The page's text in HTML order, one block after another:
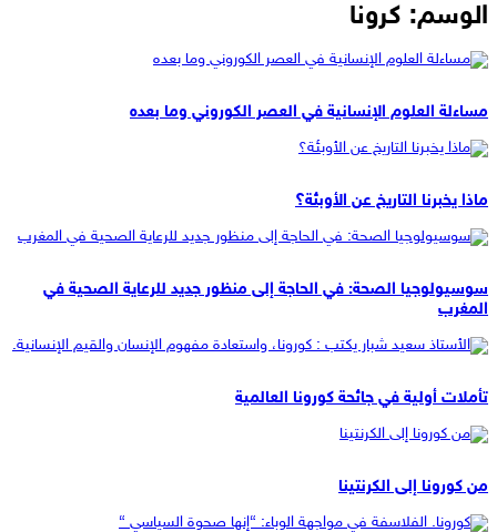
الوسم: كرونا
مساءلة العلوم الإنسانية في العصر الكوروني وما بعده
ماذا يخبرنا التاريخ عن الأوبئة؟
سوسيولوجيا الصحة: في الحاجة إلى منظور جديد للرعاية الصحية في
المغرب
تأملات أولية في جائحة كورونا العالمية
من كورونا إلى الكرنتينا